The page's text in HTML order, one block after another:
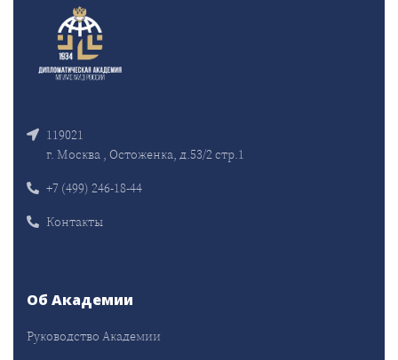
119021
г. Москва , Остоженка, д.53/2 стр.1
+7 (499) 246-18-44
Контакты
Об Академии
Руководство Академии